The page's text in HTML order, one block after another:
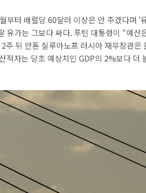
부터 배럴당 60달러 이상은 안 주겠다며 ‘
유가는 그보다 싸다. 푸틴 대통령이 “예산
주 뒤 안톤 실루아노프 러시아 재무장관은
적자는 당초 예상치인 GDP의 2%보다 더